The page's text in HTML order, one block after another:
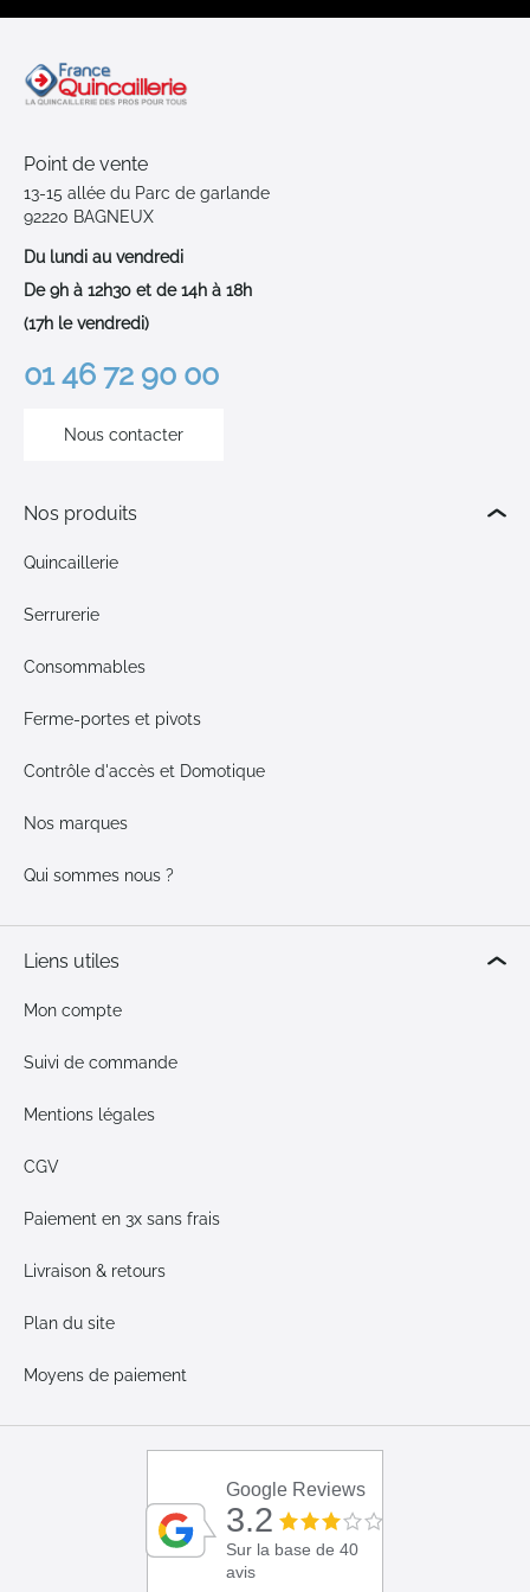
Point de vente
13-15 allée du Parc de garlande
92220 BAGNEUX
Du lundi au vendredi
De 9h à 12h30 et de 14h à 18h
(17h le vendredi)
01 46 72 90 00
Nous contacter
Nos produits
Quincaillerie
Serrurerie
Consommables
Ferme-portes et pivots
Contrôle d'accès et Domotique
Nos marques
Qui sommes nous ?
Liens utiles
Mon compte
Suivi de commande
Mentions légales
CGV
Paiement en 3x sans frais
Livraison & retours
Plan du site
Moyens de paiement
Google Reviews
3.2
Sur la base de 40
avis